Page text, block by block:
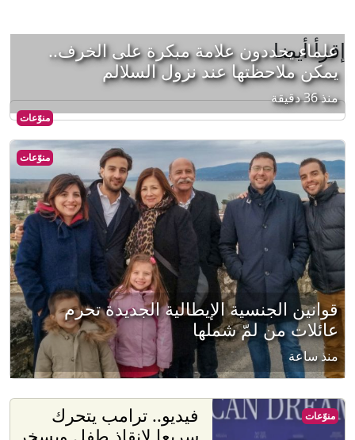
إقرأ أيضا
منوّعات
علماء يحددون علامة مبكرة على الخرف..
يمكن ملاحظتها عند نزول السلالم
منذ 36 دقيقة
منوّعات
قوانين الجنسية الإيطالية الجديدة تحرم
عائلات من لمّ شملها
منذ ساعة
فيديو.. ترامب يتحرك
منوّعات